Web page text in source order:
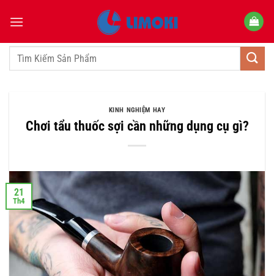
qua
dungTìm
KINH NGHIỆM HAY
Chơi tẩu thuốc sợi cần những dụng cụ gì?
21
Th4